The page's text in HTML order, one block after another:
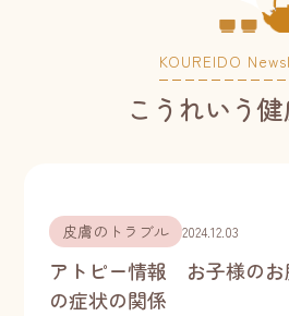
KOUREIDO
こうれいう
皮膚のトラブル 2024.12.03
アトピー情報 お子様のお
の症状の関係